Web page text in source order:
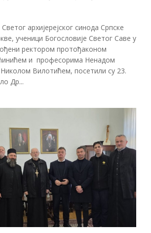
архијерејског синода Српске
ученици Богословије Светог Саве у
ректором протођаконом
и професорима Ненадом
Вилотићем, посетили су 23.
Др...